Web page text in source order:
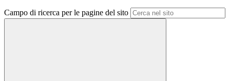
Campo di ricerca per le pagine del sito